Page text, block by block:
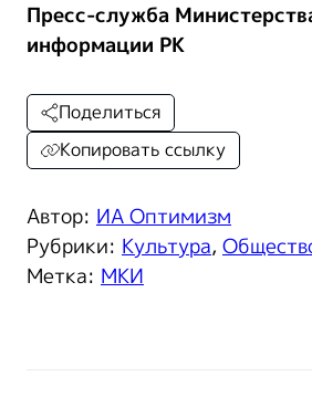
Пресс-служба
информации РК
Автор: ИА Оптимизм
Рубрики: Культура,
Метка: МКИ
Поделиться
Копировать ссылку